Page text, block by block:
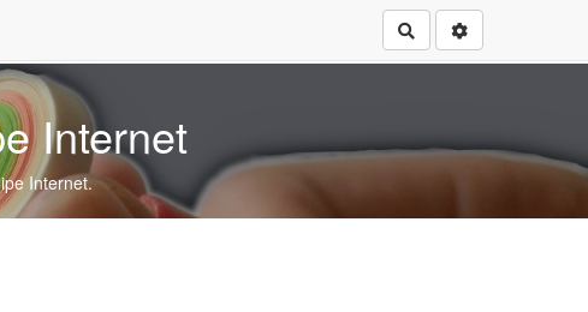
Rechercher
Internet
Internet.